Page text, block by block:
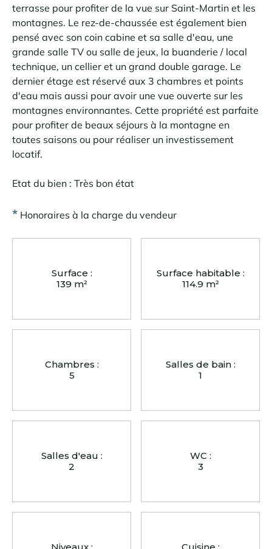
terrasse pour profiter de la vue sur Saint-Martin et les
montagnes. Le rez-de-chaussée est également bien
pensé avec son coin cabine et sa salle d'eau, une
grande salle TV ou salle de jeux, la buanderie / local
technique, un cellier et un grand double garage. Le
dernier étage est réservé aux 3 chambres et points
d'eau mais aussi pour avoir une vue ouverte sur les
montagnes environnantes. Cette propriété est parfaite
pour profiter de beaux séjours à la montagne en
toutes saisons ou pour réaliser un investissement
locatif.
Etat du bien : Très bon état
* Honoraires à la charge du vendeur
Surface :
139 m²
Surface habitable :
114.9 m²
Chambres :
5
Salles de bain :
1
Salles d'eau :
2
WC :
3
Niveaux : Cuisine :